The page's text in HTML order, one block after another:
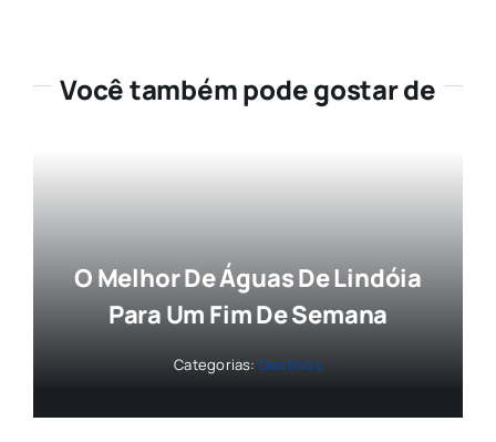
Você também pode gostar de
O Melhor De Águas De Lindóia
Para Um Fim De Semana
Categorias: Destinos